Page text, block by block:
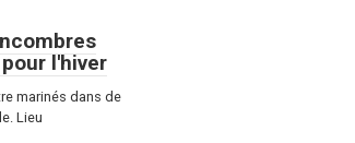
l'hiver
marinés dans de
Lieu